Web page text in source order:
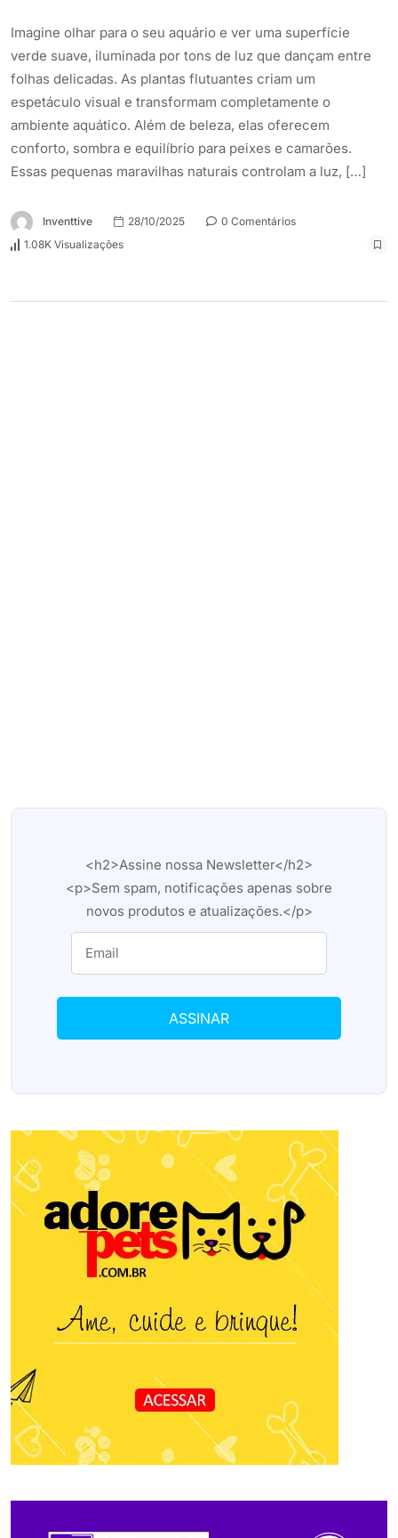
Imagine olhar para o seu aquário e ver uma superfície
verde suave, iluminada por tons de luz que dançam entre
folhas delicadas. As plantas flutuantes criam um
espetáculo visual e transformam completamente o
ambiente aquático. Além de beleza, elas oferecem
conforto, sombra e equilíbrio para peixes e camarões.
Essas pequenas maravilhas naturais controlam a luz, […]
Inventtive 28/10/2025
0 Comentários
1.08K Visualizações
<h2>Assine nossa Newsletter</h2>
<p>Sem spam, notificações apenas sobre
novos produtos e atualizações.</p>
ASSINAR